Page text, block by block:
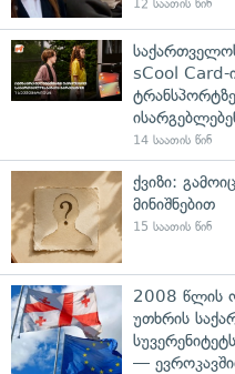
12 საათის წინ
sCool Card-
14 საათის წინ
ქვიზი:
მინიშნებით
15 საათის წინ
2008 წლის
უთხრის
—